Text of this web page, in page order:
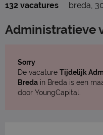
132 vacatures breda,
Administratieve
Sorry
De vacature Tijdelijk
Breda in Breda is een
door YoungCapital.